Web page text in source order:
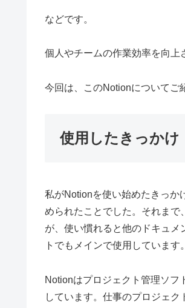
などです。
個人やチームの作業効率を向上
今回は、このNotionについてご
使用したきっかけ
私がNotionを使い始めたきっか
められたことでした。それま
が、使い慣れると他のドキュ
トでもメインで使用しています。
Notionはプロジェクト管理ソフ
しています。仕事のプロジェ